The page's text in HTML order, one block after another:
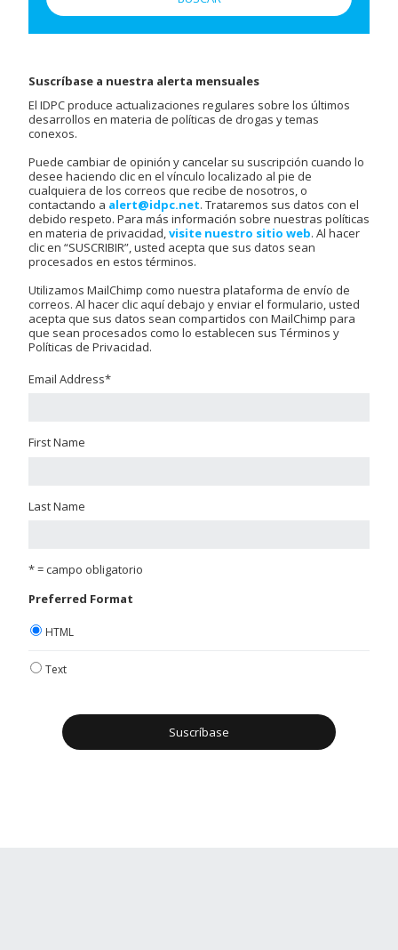
Suscríbase a nuestra alerta mensuales
El IDPC produce actualizaciones regulares sobre los últimos
desarrollos en materia de políticas de drogas y temas
conexos.
Puede cambiar de opinión y cancelar su suscripción cuando lo
desee haciendo clic en el vínculo localizado al pie de
cualquiera de los correos que recibe de nosotros, o
contactando a alert@idpc.net. Trataremos sus datos con el
debido respeto. Para más información sobre nuestras políticas
en materia de privacidad,visite nuestro sitio web. Al hacer
clic en “SUSCRIBIR”, usted acepta que sus datos sean
procesados en estos términos.
Utilizamos MailChimp como nuestra plataforma de envío de
correos. Al hacer clic aquí debajo y enviar el formulario, usted
acepta que sus datos sean compartidos con MailChimp para
que sean procesados como lo establecen sus Términos y
Políticas de Privacidad.
Email Address*
First Name
Last Name
* = campo obligatorio
Preferred Format
HTML
Text